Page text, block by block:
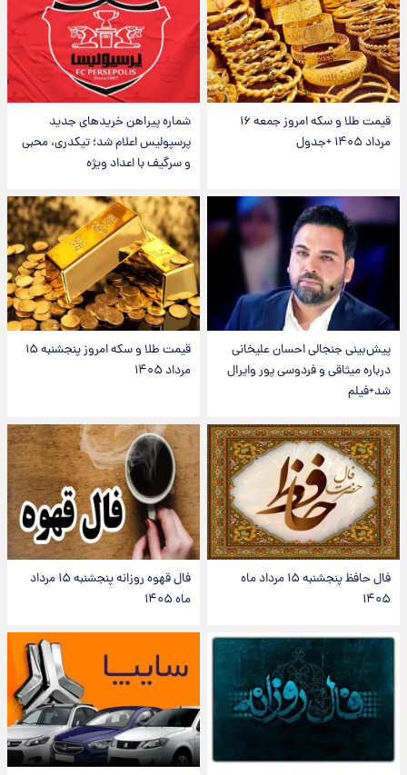
قیمت طلا و سکه امروز جمعه ۱۶
مرداد ۱۴۰۵ +جدول
شماره پیراهن خریدهای جدید
پرسپولیس اعلام شد؛ تیکدری، محبی
و سرگیف با اعداد ویژه
پیش‌بینی جنجالی احسان علیخانی
درباره میثاقی و فردوسی پور وایرال
شد+فیلم
قیمت طلا و سکه امروز پنجشنبه ۱۵
مرداد ۱۴۰۵
فال حافظ پنجشنبه ۱۵ مرداد ماه
۱۴۰۵
فال قهوه روزانه پنجشنبه ۱۵ مرداد
ماه ۱۴۰۵